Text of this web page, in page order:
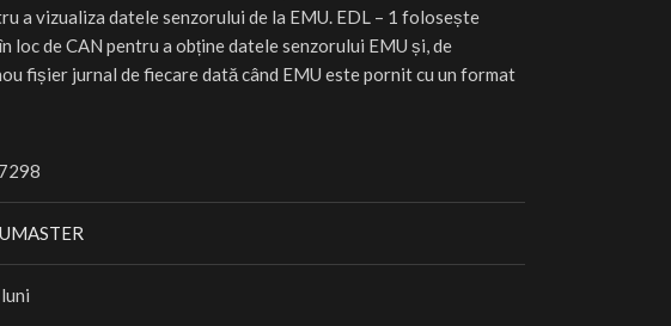
a vizualiza datele senzorului de la EMU. EDL – 1 folosește
loc de CAN pentru a obține datele senzorului EMU și, de
fișier jurnal de fiecare dată când EMU este pornit cu un format